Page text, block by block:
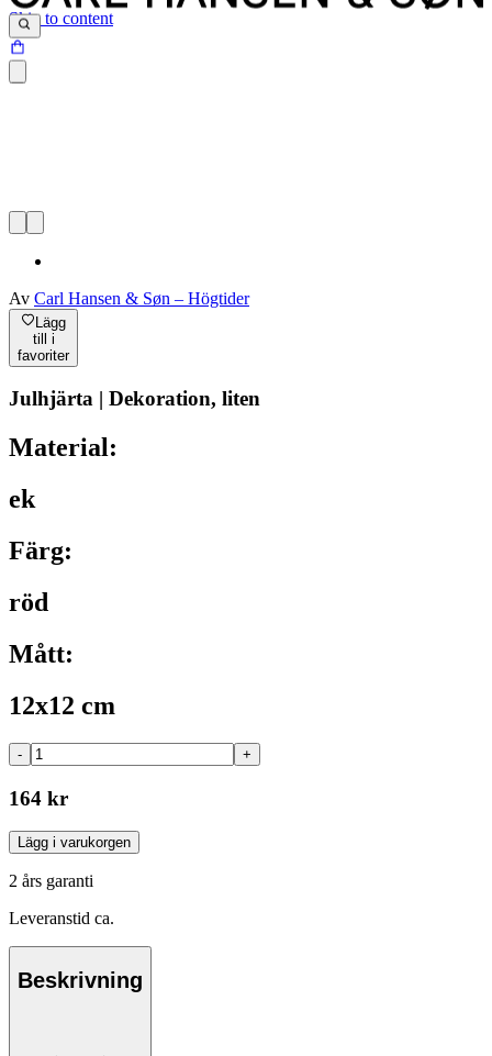
Skip to content
Av Carl Hansen & Søn – Högtider
Lägg
till i
favoriter
Julhjärta | Dekoration, liten
Material:
ek
Färg:
röd
Mått:
12x12 cm
- +
164 kr
Lägg i varukorgen
2 års garanti
Leveranstid ca.
Beskrivning